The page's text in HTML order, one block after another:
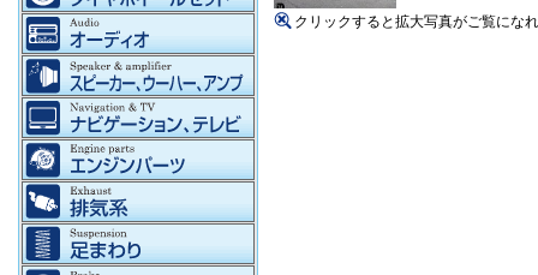
クリックすると拡大写真がご覧にな